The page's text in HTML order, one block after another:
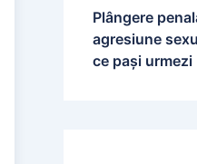
Plângere
agresiune
ce pași urmezi